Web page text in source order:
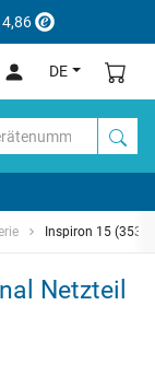
4,86
DE
Inspiron 15 (3535)
Netzteil